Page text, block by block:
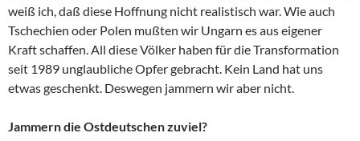
weiß ich, daß diese Hoffnung nicht realistisch war. Wie auch
Tschechien oder Polen mußten wir Ungarn es aus eigener
Kraft schaffen. All diese Völker haben für die Transformation
seit 1989 unglaubliche Opfer gebracht. Kein Land hat uns
etwas geschenkt. Deswegen jammern wir aber nicht.
Jammern die Ostdeutschen zuviel?